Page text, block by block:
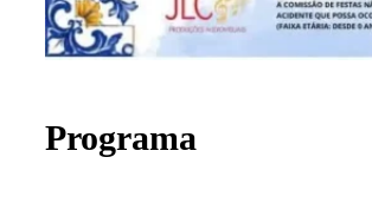
Programa